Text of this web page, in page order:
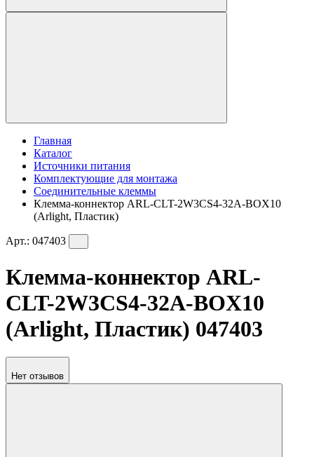
Главная
Каталог
Источники питания
Комплектующие для монтажа
Соединительные клеммы
Клемма-коннектор ARL-CLT-2W3CS4-32A-BOX10
(Arlight, Пластик)
Арт.: 047403
Клемма-коннектор ARL-
CLT-2W3CS4-32A-BOX10
(Arlight, Пластик) 047403
Нет отзывов